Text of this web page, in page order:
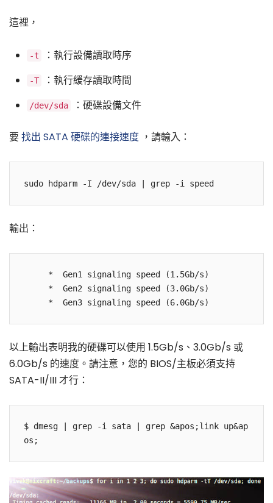
這裡，
-t ：執行設備讀取時序
-T ：執行緩存讀取時間
/dev/sda ：硬碟設備文件
要找出 SATA 硬碟的連接速度 ，請輸入：
輸出：
以上輸出表明我的硬碟可以使用 1.5Gb/s、3.0Gb/s 或
6.0Gb/s 的速度。請注意，您的 BIOS/主板必須支持
SATA-II/III 才行：
$ dmesg | grep -i sata | grep &apos;link up&ap